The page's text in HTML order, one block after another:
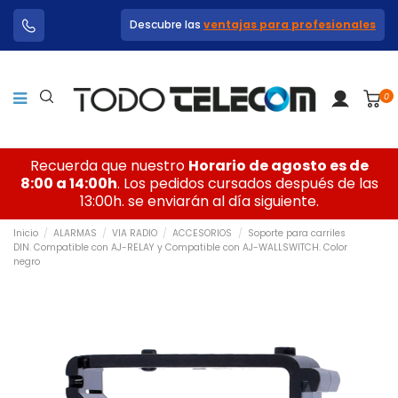
Descubre las ventajas para profesionales
0
Recuerda que nuestro Horario de agosto es de
8:00 a 14:00h. Los pedidos cursados después de las
13:00h. se enviarán al día siguiente.
Inicio ALARMAS VIA RADIO ACCESORIOS
Soporte para carriles
DIN. Compatible con AJ-RELAY y Compatible con AJ-WALLSWITCH. Color
negro